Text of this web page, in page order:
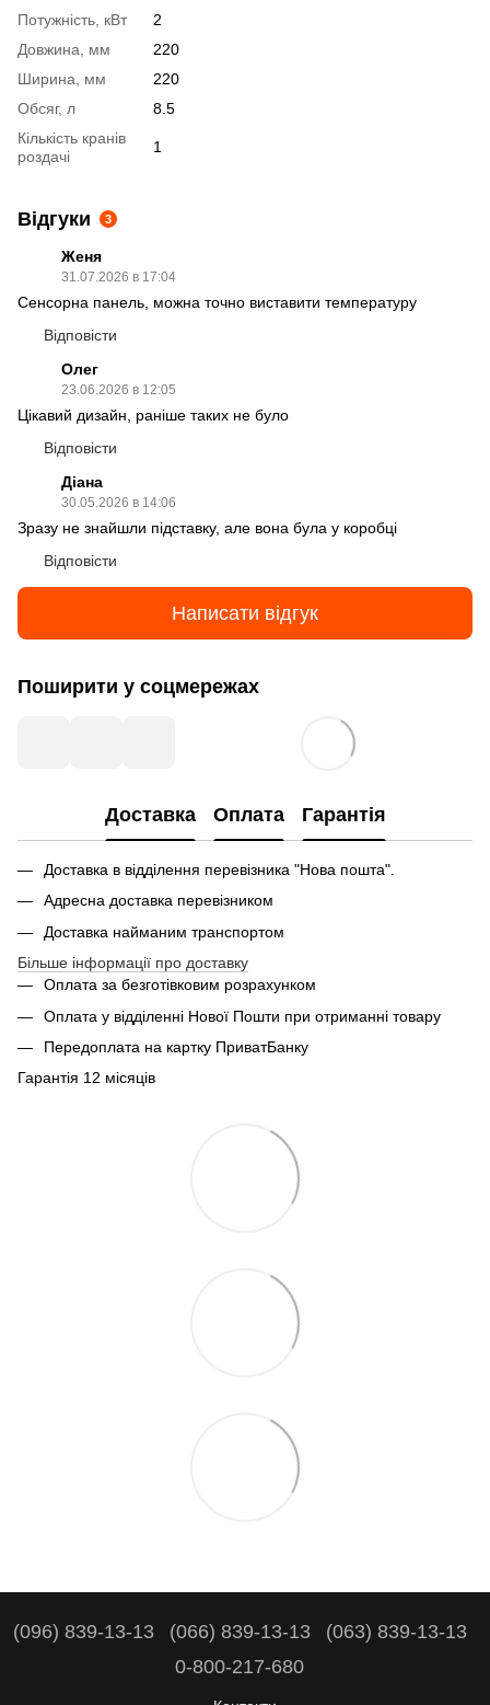
Потужність, кВт
2
Довжина, мм
220
Ширина, мм
220
Обсяг, л
8.5
Кількість кранів
роздачі
1
Відгуки 3
Женя
31.07.2026 в 17:04
Сенсорна панель, можна точно виставити температуру
Відповісти
Олег
23.06.2026 в 12:05
Цікавий дизайн, раніше таких не було
Відповісти
Діана
30.05.2026 в 14:06
Зразу не знайшли підставку, але вона була у коробці
Відповісти
Написати відгук
Поширити у соцмережах
Доставка Оплата Гарантія
Доставка в відділення перевізника "Нова пошта".
Адресна доставка перевізником
Доставка найманим транспортом
Більше інформації про доставку
Оплата за безготівковим розрахунком
Оплата у відділенні Нової Пошти при отриманні товару
Передоплата на картку ПриватБанку
Гарантія 12 місяців
(096) 839-13-13 (066) 839-13-13
(063) 839-13-13
0-800-217-680